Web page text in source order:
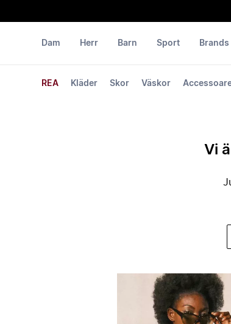
Dam
REA Kläder Skor Väskor
Herr Barn Sport Brands
Vi